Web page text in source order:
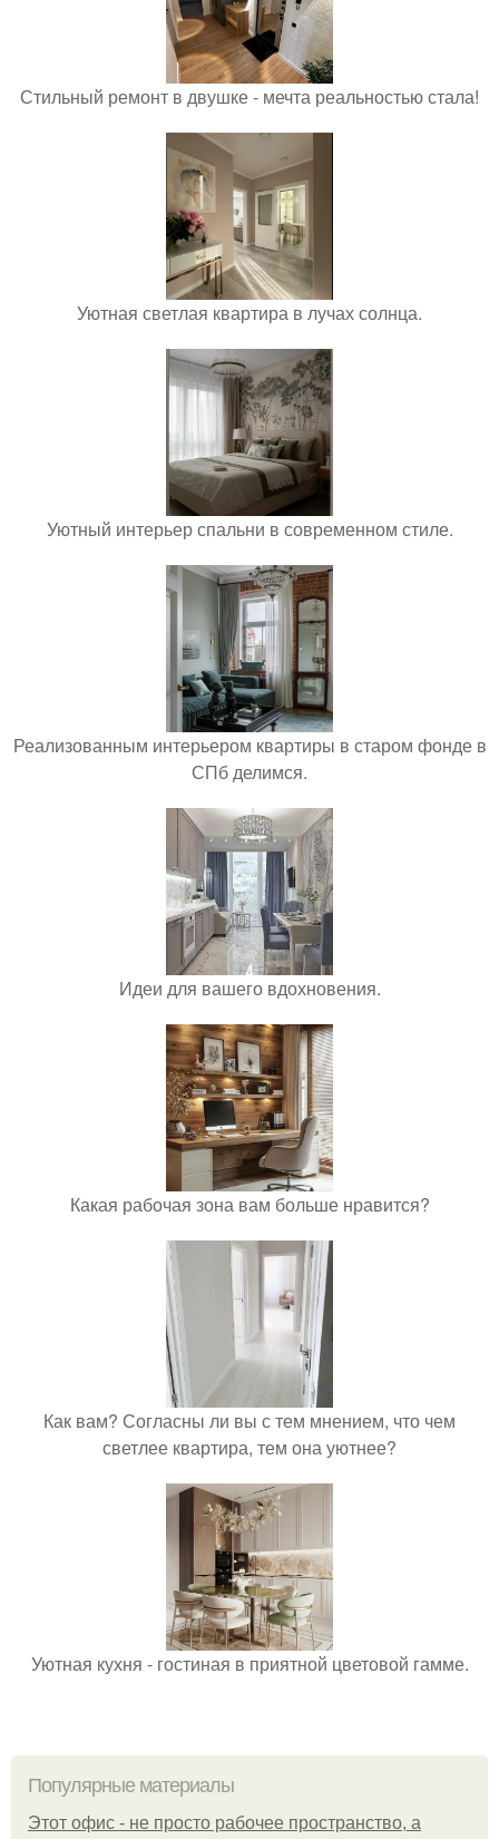
Стильный ремонт в двушке - мечта реальностью стала!
Уютная светлая квартира в лучах солнца.
Уютный интерьер спальни в современном стиле.
Реализованным интерьером квартиры в старом фонде в
СПб делимся.
Идеи для вашего вдохновения.
Какая рабочая зона вам больше нравится?
Как вам? Согласны ли вы с тем мнением, что чем
светлее квартира, тем она уютнее?
Уютная кухня - гостиная в приятной цветовой гамме.
Популярные материалы
Этот офис - не просто рабочее пространство, а